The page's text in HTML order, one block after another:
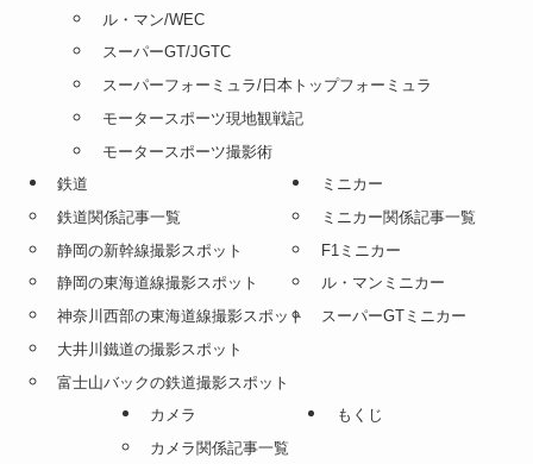
ル・マン/WEC
スーパーGT/JGTC
スーパーフォーミュラ/日本トップフォーミュラ
モータースポーツ現地観戦記
モータースポーツ撮影術
鉄道
鉄道関係記事一覧
静岡の新幹線撮影スポット
静岡の東海道線撮影スポット
神奈川西部の東海道線撮影スポット
大井川鐵道の撮影スポット
富士山バックの鉄道撮影スポット
ミニカー
ミニカー関係記事一覧
F1ミニカー
ル・マンミニカー
スーパーGTミニカー
カメラ
カメラ関係記事一覧
もくじ